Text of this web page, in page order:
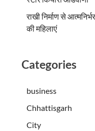
राखी निर्माण से
की महिलाएं
Categories
business
Chhattisgarh
City